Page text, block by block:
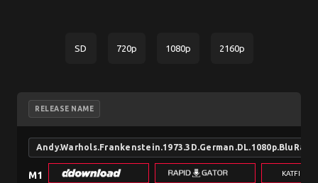
SD 720p 1080p 2160p
RELEASE NAME
M1